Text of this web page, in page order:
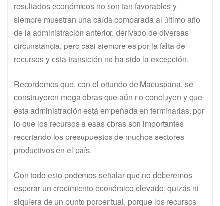
resultados económicos no son tan favorables y
siempre muestran una caída comparada al último año
de la administración anterior, derivado de diversas
circunstancia, pero casi siempre es por la falta de
recursos y esta transición no ha sido la excepción.
Recordemos que, con el oriundo de Macuspana, se
construyeron mega obras que aún no concluyen y que
esta administración está empeñada en terminarlas, por
lo que los recursos a esas obras son importantes
recortando los presupuestos de muchos sectores
productivos en el país.
Con todo esto podemos señalar que no deberemos
esperar un crecimiento económico elevado, quizás ni
siquiera de un punto porcentual, porque los recursos